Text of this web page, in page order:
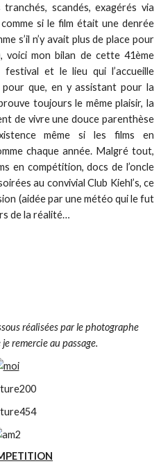
scandés, exagérés via
si le film était une denrée
s’il n’y avait plus de place pour
voici mon bilan de cette 41ème
et le lieu qui l’accueille
que, en y assistant pour la
toujours le même plaisir, la
de vivre une douce parenthèse
même si les films en
chaque année. Malgré tout,
en compétition, docs de l’oncle
au convivial Club Kiehl’s, ce
(aidée par une météo qui le fut
de la réalité…
réalisées par le photographe
remercie au passage.